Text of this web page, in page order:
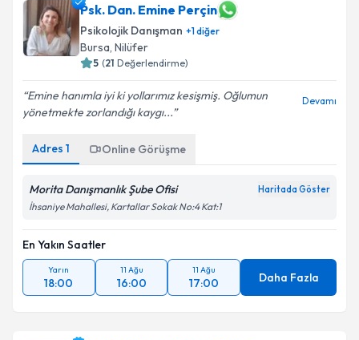
Psk. Dan. Emine Perçin
Psikolojik Danışman +1diğer
Bursa, Nilüfer
5 (21 Değerlendirme)
Emine hanımla iyi ki yollarımız kesişmiş. Oğlumun
yönetmekte zorlandığı kaygı...
Devamı
Adres 1 Online Görüşme
Morita Danışmanlık Şube Ofisi Haritada Göster
İhsaniye Mahallesi, Kartallar Sokak No:4 Kat:1
En Yakın Saatler
Yarın
18:00
11 Ağu
16:00
11 Ağu
17:00 Daha Fazla